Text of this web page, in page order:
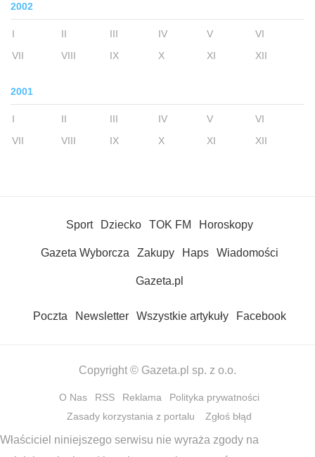
2002
I II III IV V
VI
VII
VIII IX X XI XII
2001
I II III IV V
VI
VII
VIII IX X XI XII
Sport Dziecko TOK FM Horoskopy
Gazeta Wyborcza Zakupy Haps Wiadomości
Gazeta.pl
Poczta Newsletter Wszystkie artykuły Facebook
Copyright © Gazeta.pl sp. z o.o.
O Nas RSS Reklama
Polityka prywatności
Zasady korzystania z portalu
Zgłoś błąd
Właściciel niniejszego serwisu nie wyraża zgody na